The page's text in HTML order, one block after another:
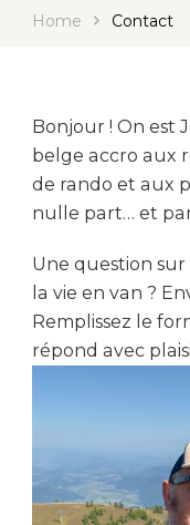
Home Contact
Bonjour ! On est
belge accro aux
de rando et aux
nulle part… et
Une question
la vie en van ?
Remplissez le
répond avec